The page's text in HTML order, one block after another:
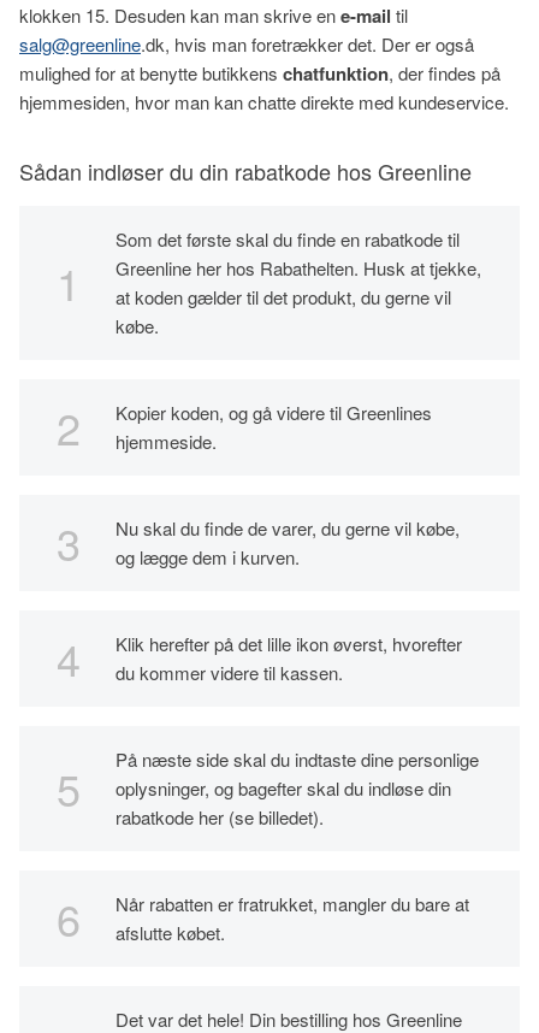
klokken 15. Desuden kan man skrive ene-mail til
salg@greenline.dk, hvis man foretrækker det. Der er også
mulighed for at benytte butikkens chatfunktion, der findes på
hjemmesiden, hvor man kan chatte direkte med kundeservice.
Sådan indløser du din rabatkode hos Greenline
Som det første skal du finde en rabatkode til
Greenline her hos Rabathelten. Husk at tjekke,
at koden gælder til det produkt, du gerne vil
købe.
Kopier koden, og gå videre til Greenlines
hjemmeside.
Nu skal du finde de varer, du gerne vil købe,
og lægge dem i kurven.
Klik herefter på det lille ikon øverst, hvorefter
du kommer videre til kassen.
På næste side skal du indtaste dine personlige
oplysninger, og bagefter skal du indløse din
rabatkode her (se billedet).
Når rabatten er fratrukket, mangler du bare at
afslutte købet.
Det var det hele! Din bestilling hos Greenline